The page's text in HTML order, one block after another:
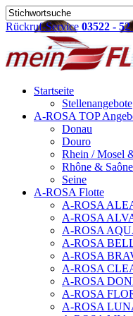
Rückruf-Service 03522 - 52
Startseite
Stellenangebote
A-ROSA TOP
Donau
Douro
Rhein / Mosel
Rhône & Saône
Seine
A-ROSA Flotte
A-ROSA
A-ROSA
A-ROSA
A-ROSA
A-ROSA
A-ROSA
A-ROSA
A-ROSA
A-ROSA